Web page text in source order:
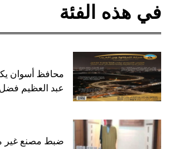
في هذه الفئة
محافظ أسوان
عبد العظيم فضل
ضبط مصنع